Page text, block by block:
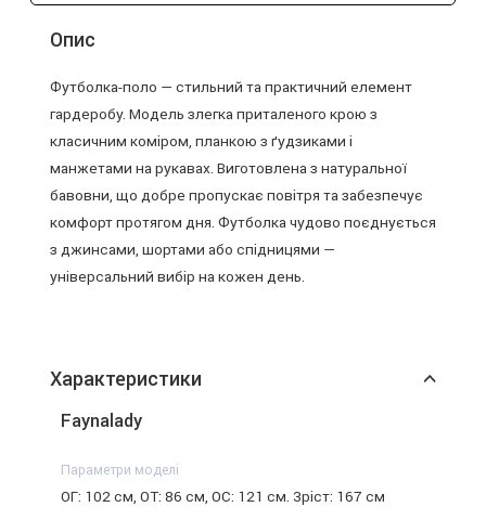
Опис
Футболка-поло — стильний та практичний елемент
гардеробу. Модель злегка приталеного крою з
класичним коміром, планкою з ґудзиками і
манжетами на рукавах. Виготовлена з натуральної
бавовни, що добре пропускає повітря та забезпечує
комфорт протягом дня. Футболка чудово поєднується
з джинсами, шортами або спідницями —
універсальний вибір на кожен день.
Характеристики
Faynalady
Параметри моделі
ОГ: 102 см, ОТ: 86 см, ОС: 121 см. Зріст: 167 см